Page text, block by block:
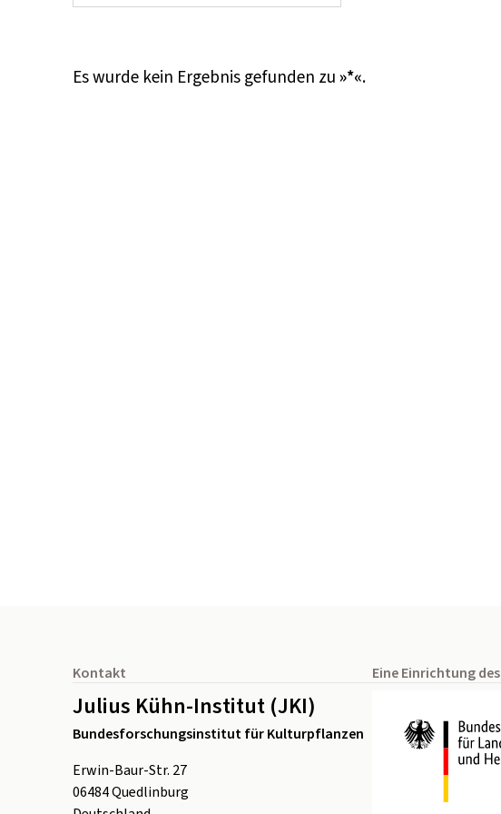
Es wurde kein Ergebnis gefunden zu»*«.
Kontakt
Julius Kühn-Institut (JKI)
Bundesforschungsinstitut für Kulturpflanzen
Erwin-Baur-Str. 27
06484Quedlinburg
Eine Einrichtung des